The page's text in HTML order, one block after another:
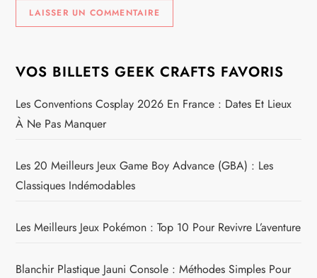
VOS BILLETS GEEK CRAFTS FAVORIS
Les Conventions Cosplay 2026 En France : Dates Et Lieux
À Ne Pas Manquer
Les 20 Meilleurs Jeux Game Boy Advance (GBA) : Les
Classiques Indémodables
Les Meilleurs Jeux Pokémon : Top 10 Pour Revivre L’aventure
Blanchir Plastique Jauni Console : Méthodes Simples Pour